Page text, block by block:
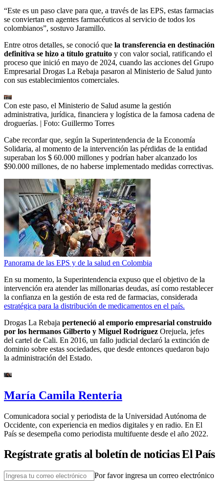
“Este es un paso clave para que, a través de las EPS, estas farmacias
se conviertan en agentes farmacéuticos al servicio de todos los
colombianos”, sostuvo Jaramillo.
Entre otros detalles, se conoció que la transferencia en destinación
definitiva se hizo a título gratuito y con valor social, ratificando el
proceso que inició en mayo de 2024, cuando las acciones del Grupo
Empresarial Drogas La Rebaja pasaron al Ministerio de Salud junto
con sus establecimientos comerciales.
Con este paso, el Ministerio de Salud asume la gestión
administrativa, jurídica, financiera y logística de la famosa cadena de
droguerías. | Foto: Guillermo Torres
Cabe recordar que, según la Superintendencia de la Economía
Solidaria, al momento de la intervención las pérdidas de la entidad
superaban los $ 60.000 millones y podrían haber alcanzado los
$90.000 millones, de no haberse implementado medidas correctivas.
Panorama de las EPS y de la salud en Colombia
En su momento, la Superintendencia expuso que el objetivo de la
intervención era atender las millonarias deudas, así como restablecer
la confianza en la gestión de esta red de farmacias, considerada
estratégica para la distribución de medicamentos en el país.
Drogas La Rebaja perteneció al emporio empresarial construido
por los hermanos Gilberto y Miguel Rodríguez Orejuela, jefes
del cartel de Cali. En 2016, un fallo judicial declaró la extinción de
dominio sobre estas sociedades, que desde entonces quedaron bajo
la administración del Estado.
María Camila Renteria
Comunicadora social y periodista de la Universidad Autónoma de
Occidente, con experiencia en medios digitales y en radio. En El
País se desempeña como periodista multifuente desde el año 2022.
Regístrate gratis al boletín de noticias El País
Por favor ingresa un correo electrónico